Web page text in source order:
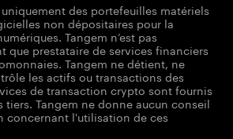
des portefeuilles matériels
non dépositaires pour la
Tangem n’est pas
que prestataire de services financiers
Tangem ne détient, ne
les actifs ou transactions des
de transaction crypto sont fournis
tiers. Tangem ne donne aucun conseil
concernant l'utilisation de ces